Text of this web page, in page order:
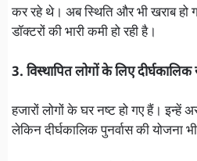
कर रहे थे। अब स्थिति और भी खराब हो
डॉक्टरों की भारी कमी हो रही है।
3. विस्थापित लोगों के लिए दीर्घकालिक
हजारों लोगों के घर नष्ट हो गए हैं। इन्हें
लेकिन दीर्घकालिक पुनर्वास की योजना भी